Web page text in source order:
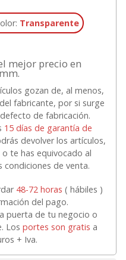
Transparente
mejor precio en
gozan de, al menos,
del fabricante, por si surge
de fabricación.
15 días de garantía de
devolver los artículos,
te has equivocado al
condiciones de venta.
48-72 horas ( hábiles )
del pago.
puerta de tu negocio o
Losportes son gratis a
+ Iva.